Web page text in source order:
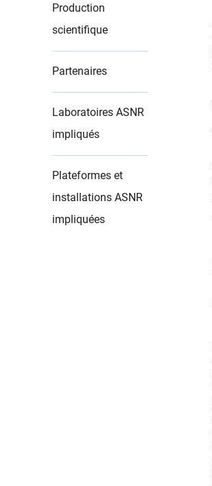
Production
scientifique
Partenaires
Laboratoires ASNR
impliqués
Plateformes et
installations ASNR
impliquées